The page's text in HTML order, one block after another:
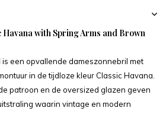
Havana with Spring Arms and Brown
is een opvallende dameszonnebril met
in de tijdloze kleur Classic Havana.
patroon en de oversized glazen geven
waarin vintage en modern